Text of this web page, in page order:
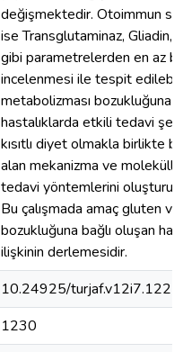
değişmektedir. Otoimmun
ise Transglutaminaz, Gliadin,
gibi parametrelerden en az
incelenmesi ile tespit
metabolizması bozukluğuna
hastalıklarda etkili tedavi
kısıtlı diyet olmakla birlikte
alan mekanizma ve
tedavi yöntemlerini
Bu çalışmada amaç gluten
bozukluğuna bağlı oluşan
ilişkinin derlemesidir.
10.24925/
1230